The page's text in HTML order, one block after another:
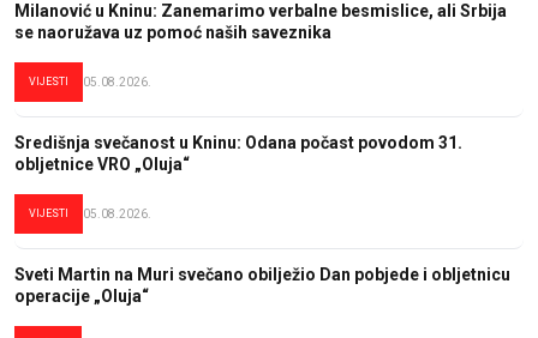
Milanović u Kninu: Zanemarimo verbalne besmislice, ali Srbija
se naoružava uz pomoć naših saveznika
VIJESTI 05.08.2026.
Središnja svečanost u Kninu: Odana počast povodom 31.
obljetnice VRO „Oluja“
VIJESTI 05.08.2026.
Sveti Martin na Muri svečano obilježio Dan pobjede i obljetnicu
operacije „Oluja“